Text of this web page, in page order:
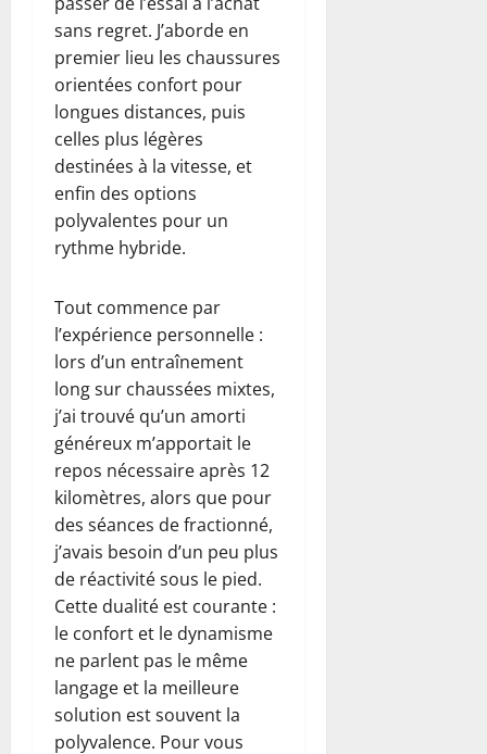
sans regret. J’aborde en
premier lieu les chaussures
orientées confort pour
longues distances, puis
celles plus légères
destinées à la vitesse, et
enfin des options
polyvalentes pour un
rythme hybride.
Tout commence par
l’expérience personnelle :
lors d’un entraînement
long sur chaussées mixtes,
j’ai trouvé qu’un amorti
généreux m’apportait le
repos nécessaire après 12
kilomètres, alors que pour
des séances de fractionné,
j’avais besoin d’un peu plus
de réactivité sous le pied.
Cette dualité est courante :
le confort et le dynamisme
ne parlent pas le même
langage et la meilleure
solution est souvent la
polyvalence. Pour vous